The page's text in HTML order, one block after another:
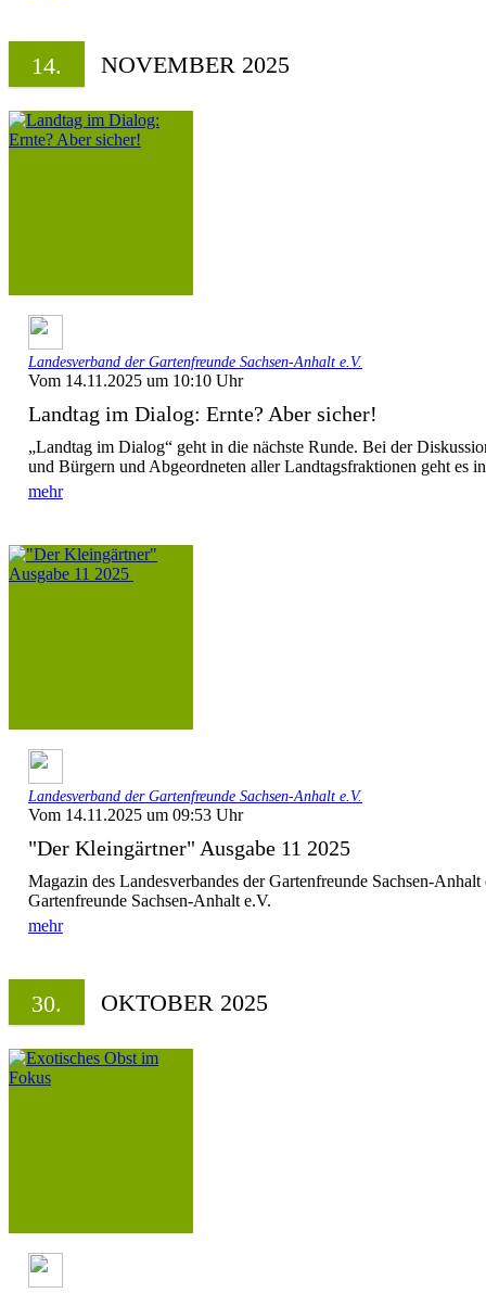
14. NOVEMBER 2025
Landesverband der Gartenfreunde Sachsen-Anhalt e.V.
Vom 14.11.2025 um 10:10 Uhr
Landtag im Dialog: Ernte? Aber sicher!
„Landtag im Dialog“ geht in die nächste Runde. Bei der
und Bürgern und Abgeordneten aller Landtagsfraktionen geht es
mehr
Landesverband der Gartenfreunde Sachsen-Anhalt e.V.
Vom 14.11.2025 um 09:53 Uhr
"Der Kleingärtner" Ausgabe 11 2025
Magazin des Landesverbandes der Gartenfreunde Sachsen-
Gartenfreunde Sachsen-Anhalt e.V.
mehr
30. OKTOBER 2025